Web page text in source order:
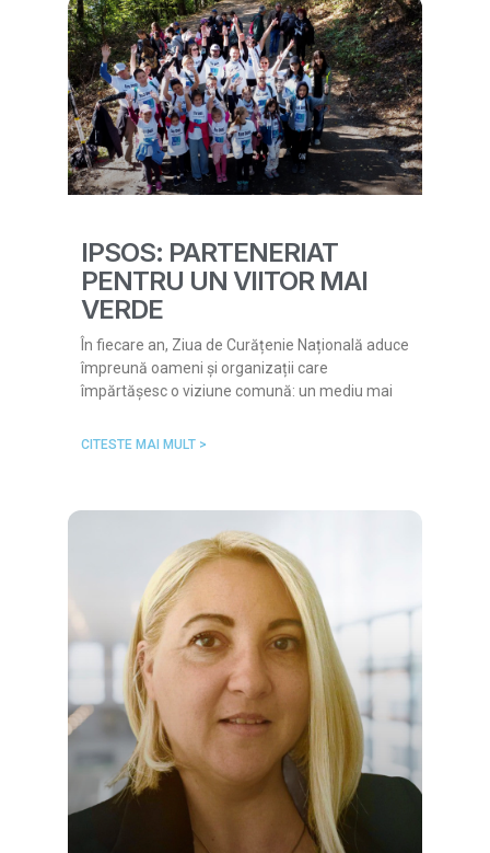
IPSOS: PARTENERIAT
PENTRU UN VIITOR MAI
VERDE
În fiecare an, Ziua de Curățenie Națională aduce
împreună oameni și organizații care
împărtășesc o viziune comună: un mediu mai
CITESTE MAI MULT >